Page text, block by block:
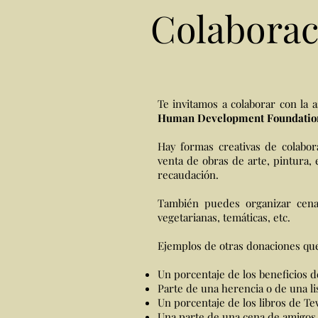
Te invitamos a colaborar con la
Human Development
Hay formas creativas de
venta de obras de arte, pintura,
recaudación.
También puedes organizar
vegetarianas, temáticas, etc.
Ejemplos de otras donaciones
Un porcentaje de los beneficios
Parte de una herencia o de una
Un porcentaje de los libros de